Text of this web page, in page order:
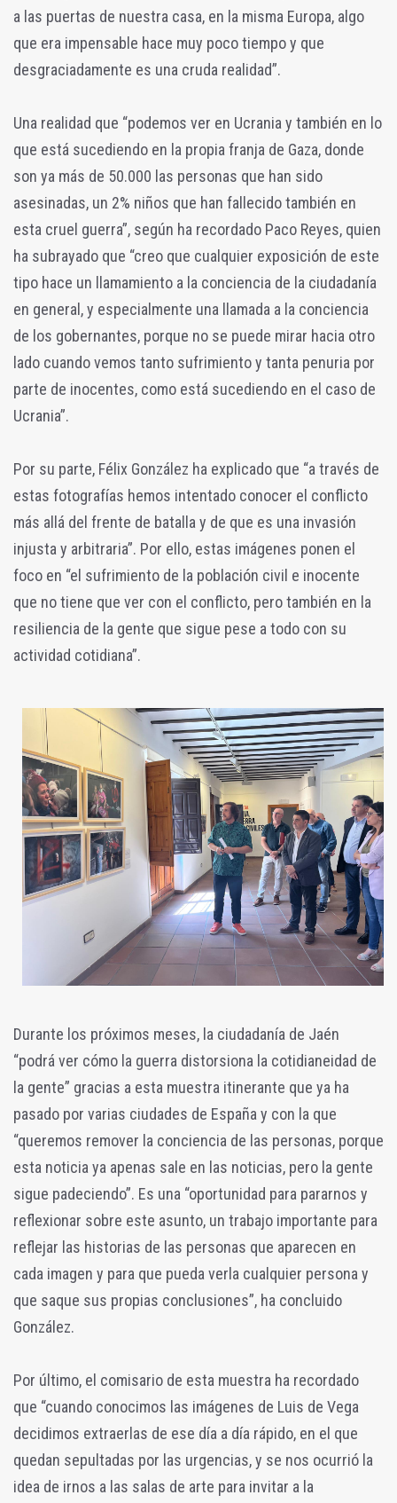
a las puertas de nuestra casa, en la misma Europa, algo
que era impensable hace muy poco tiempo y que
desgraciadamente es una cruda realidad”.
Una realidad que “podemos ver en Ucrania y también en lo
que está sucediendo en la propia franja de Gaza, donde
son ya más de 50.000 las personas que han sido
asesinadas, un 2% niños que han fallecido también en
esta cruel guerra”, según ha recordado Paco Reyes, quien
ha subrayado que “creo que cualquier exposición de este
tipo hace un llamamiento a la conciencia de la ciudadanía
en general, y especialmente una llamada a la conciencia
de los gobernantes, porque no se puede mirar hacia otro
lado cuando vemos tanto sufrimiento y tanta penuria por
parte de inocentes, como está sucediendo en el caso de
Ucrania”.
Por su parte, Félix González ha explicado que “a través de
estas fotografías hemos intentado conocer el conflicto
más allá del frente de batalla y de que es una invasión
injusta y arbitraria”. Por ello, estas imágenes ponen el
foco en “el sufrimiento de la población civil e inocente
que no tiene que ver con el conflicto, pero también en la
resiliencia de la gente que sigue pese a todo con su
actividad cotidiana”.
Durante los próximos meses, la ciudadanía de Jaén
“podrá ver cómo la guerra distorsiona la cotidianeidad de
la gente” gracias a esta muestra itinerante que ya ha
pasado por varias ciudades de España y con la que
“queremos remover la conciencia de las personas, porque
esta noticia ya apenas sale en las noticias, pero la gente
sigue padeciendo”. Es una “oportunidad para pararnos y
reflexionar sobre este asunto, un trabajo importante para
reflejar las historias de las personas que aparecen en
cada imagen y para que pueda verla cualquier persona y
que saque sus propias conclusiones”, ha concluido
González.
Por último, el comisario de esta muestra ha recordado
que “cuando conocimos las imágenes de Luis de Vega
decidimos extraerlas de ese día a día rápido, en el que
quedan sepultadas por las urgencias, y se nos ocurrió la
idea de irnos a las salas de arte para invitar a la